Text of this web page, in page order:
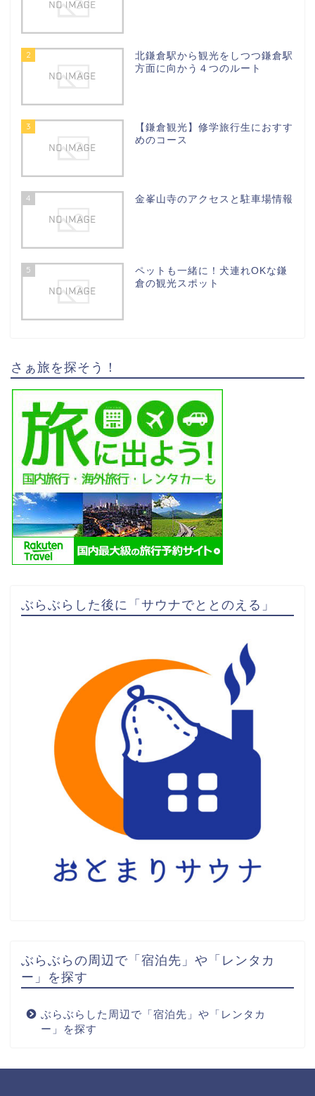
2
北鎌倉駅から観光をしつつ鎌倉駅
方面に向かう４つのルート
3
【鎌倉観光】修学旅行生におすす
めのコース
4 金峯山寺のアクセスと駐車場情報
5
ペットも一緒に！犬連れOKな鎌
倉の観光スポット
さぁ旅を探そう！
ぶらぶらした後に「サウナでととのえる」
ぶらぶらの周辺で「宿泊先」や「レンタカ
ー」を探す
ぶらぶらした周辺で「宿泊先」や「レンタカ
ー」を探す